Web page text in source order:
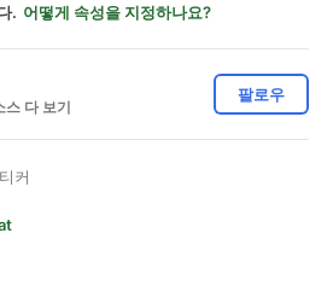
. 어떻게 속성을 지정하나요?
다 보기
팔로우
커